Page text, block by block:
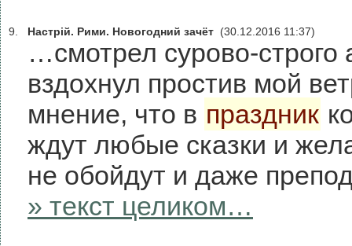
9. Настрій. Рими. Новогодний зачёт (30.12.2016 11:37)
…смотрел сурово-строго
вздохнул простив мой
мнение, что в праздник
ждут любые сказки и
не обойдут и даже
» текст целиком…